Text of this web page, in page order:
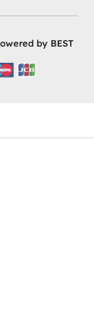
by BEST